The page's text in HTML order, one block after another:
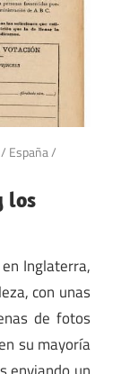
/ España/
los
Inglaterra,
con unas
de fotos
su mayoría